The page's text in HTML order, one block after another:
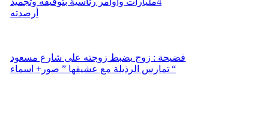
أرصدته
فضيحة : زوج يضبط زوجته على شارع مسعود
تمارس الرذيلة مع عشيقها ” صور+ اسماء “